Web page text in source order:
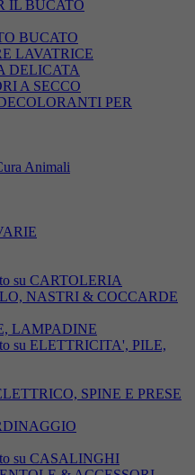
IL BUCATO
BUCATO
LAVATRICE
DELICATA
A SECCO
PER
Animali
su CARTOLERIA
NASTRI & COCCARDE
LAMPADINE
su ELETTRICITA', PILE,
SPINE E PRESE
su CASALINGHI